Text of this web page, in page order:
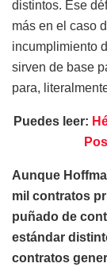
distintos. Ese
más en el caso
incumplimiento
sirven de base
para,
Puedes leer:
Aunque
mil contratos
puñado de
estándar
contratos